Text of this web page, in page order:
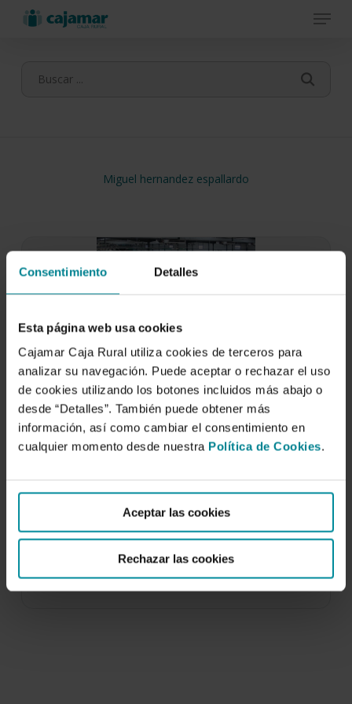
Consentimiento Detalles
Esta página web usa cookies
Cajamar Caja Rural utiliza cookies de terceros para
analizar su navegación. Puede aceptar o rechazar el uso
de cookies utilizando los botones incluidos más abajo o
desde “Detalles”. También puede obtener más
información, así como cambiar el consentimiento en
cualquier momento desde nuestra Política de Cookies.
Aceptar las cookies
Rechazar las cookies
Menu
Miguel hernandez espallardo
de crecimiento en las cooperativas
agroalimentarias españolas
7 de abril de 2014
En esta monografía se analizan la evolución
reciente y el modelo de negocio de las…